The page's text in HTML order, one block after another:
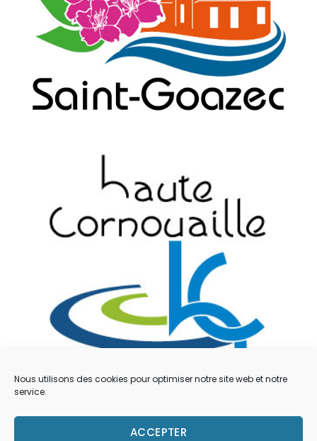
Nous utilisons des cookies pour optimiser notre site web et notre
service.
ACCEPTER